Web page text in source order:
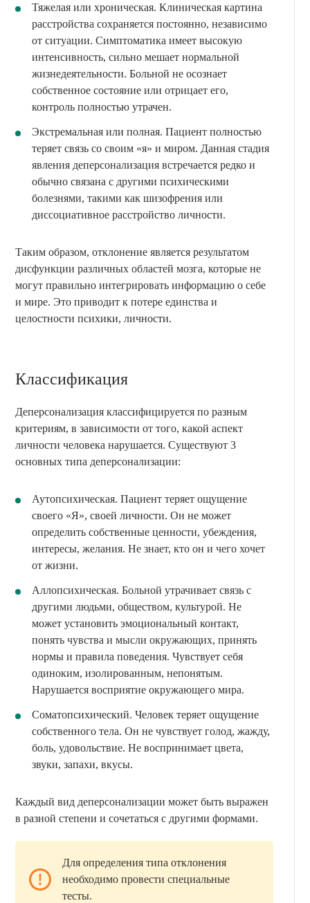
Тяжелая или хроническая. Клиническая картина
расстройства сохраняется постоянно, независимо
от ситуации. Симптоматика имеет высокую
интенсивность, сильно мешает нормальной
жизнедеятельности. Больной не осознает
собственное состояние или отрицает его,
контроль полностью утрачен.
Экстремальная или полная. Пациент полностью
теряет связь со своим «я» и миром. Данная стадия
явления деперсонализация встречается редко и
обычно связана с другими психическими
болезнями, такими как шизофрения или
диссоциативное расстройство личности.
Таким образом, отклонение является результатом
дисфункции различных областей мозга, которые не
могут правильно интегрировать информацию о себе
и мире. Это приводит к потере единства и
целостности психики, личности.
Классификация
Деперсонализация классифицируется по разным
критериям, в зависимости от того, какой аспект
личности человека нарушается. Существуют 3
основных типа деперсонализации:
Аутопсихическая. Пациент теряет ощущение
своего «Я», своей личности. Он не может
определить собственные ценности, убеждения,
интересы, желания. Не знает, кто он и чего хочет
от жизни.
Аллопсихическая. Больной утрачивает связь с
другими людьми, обществом, культурой. Не
может установить эмоциональный контакт,
понять чувства и мысли окружающих, принять
нормы и правила поведения. Чувствует себя
одиноким, изолированным, непонятым.
Нарушается восприятие окружающего мира.
Соматопсихический. Человек теряет ощущение
собственного тела. Он не чувствует голод, жажду,
боль, удовольствие. Не воспринимает цвета,
звуки, запахи, вкусы.
Каждый вид деперсонализации может быть выражен
в разной степени и сочетаться с другими формами.
Для определения типа отклонения
необходимо провести специальные
тесты.